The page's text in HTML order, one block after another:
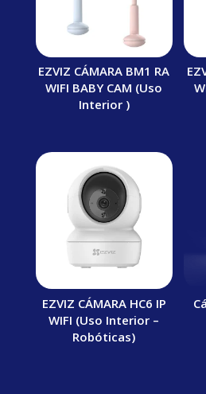
EZVIZ CÁMARA BM1 RA
WIFI BABY CAM (Uso
Interior )
EZVIZ CÁMARA HC6 IP
WIFI (Uso Interior –
Robóticas)